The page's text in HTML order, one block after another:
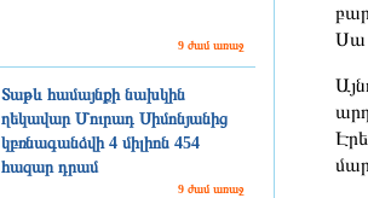
9 ժամ առաջ
Տաթև համայնքի նախկին
ղեկավար Մուրադ Սիմոնյանից
կբռնագանձվի 4 միլիոն 454
հազար դրամ
9 ժամ առաջ
Սա